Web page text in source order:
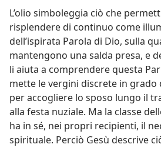
L’olio simboleggia ciò che
risplendere di continuo come
dell’ispirata Parola di Dio, sulla
mantengono una salda presa, e
li aiuta a comprendere questa
mette le vergini discrete in
per accogliere lo sposo lungo il
alla festa nuziale. Ma la classe
ha in sé, nei propri recipienti, il
spirituale. Perciò Gesù descrive